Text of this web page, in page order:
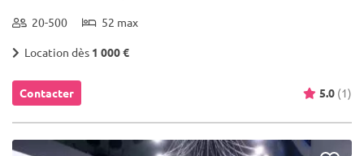
20-500 52 max
Location dès 1 000 €
Contacter 5.0 (1)